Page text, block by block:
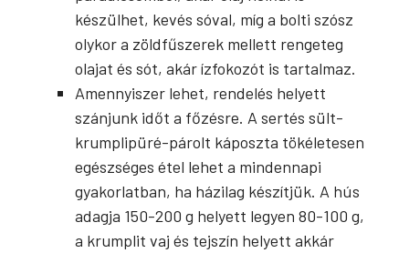
készülhet, kevés sóval, míg a bolti szósz
olykor a zöldfűszerek mellett rengeteg
olajat és sót, akár ízfokozót is tartalmaz.
Amennyiszer lehet, rendelés helyett
szánjunk időt a főzésre. A sertés sült-
krumplipüré-párolt káposzta tökéletesen
egészséges étel lehet a mindennapi
gyakorlatban, ha házilag készítjük. A hús
adagja 150-200 g helyett legyen 80-100 g,
a krumplit vaj és tejszín helyett akkár